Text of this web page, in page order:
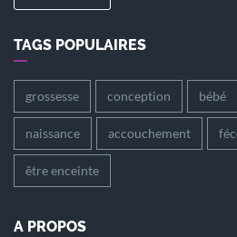
TAGS POPULAIRES
grossesse conception bébé
naissance accouchement
être enceinte
A PROPOS